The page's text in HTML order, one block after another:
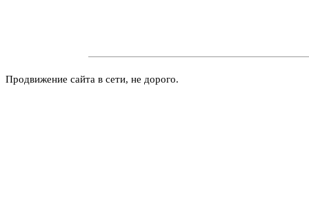
Продвижение сайта в сети, не дорого.